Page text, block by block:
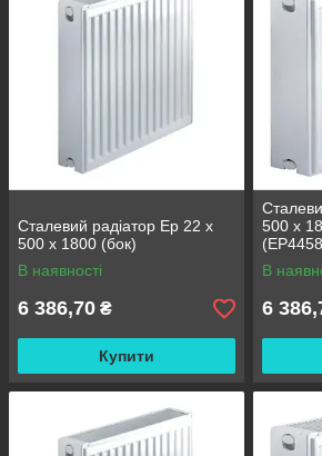
Сталевий радіатор Ep 22 x
500 x 1800 (бок)
В наявності
6 386,70 ₴
Купити
500 x
В
6